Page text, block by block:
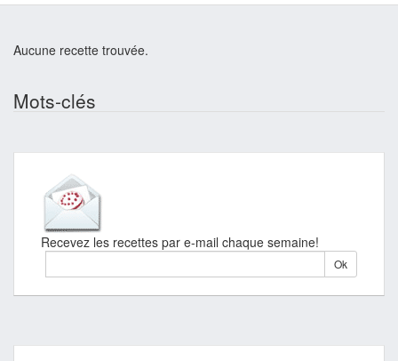
Aucune recette trouvée.
Mots-clés
Recevez les recettes par e-mail chaque semaine!